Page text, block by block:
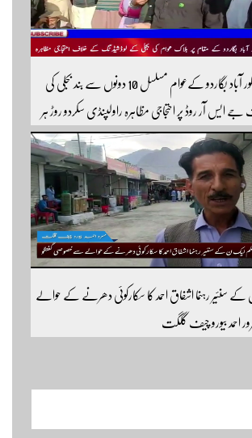
سکردو بگاردو ،قمراہ، شکور آباد بگاردو کےعوام مسلسل 10 دونوں سے بند بجلی کی
آر روڈ پر احتجاجی مظاہرہ راولپنڈی سکردو روڑ ہر
بند۔۔ مزید اپڈیٹس کے لیے ہمارے یوٹیوب چینل کو
سنئیر رہنما اشفاق احمد کا سکارکوئی دھرنے کے حوالے
احمد بیورو چیف گلگت